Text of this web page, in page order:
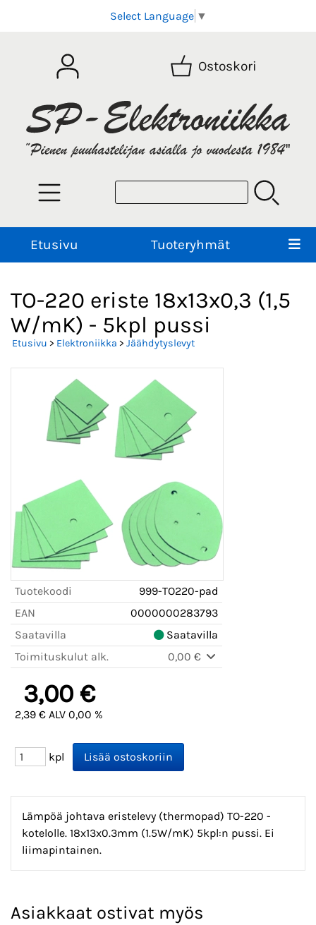
Select Language ▼
Ostoskori
Etusivu Tuoteryhmät
TO-220 eriste 18x13x0,3 (1,5
W/mK) - 5kpl pussi
Etusivu > Elektroniikka > Jäähdytyslevyt
Tuotekoodi
999-TO220-pad
EAN
0000000283793
Saatavilla
Saatavilla
Toimituskulut alk.
0,00 €
3,00 €
2,39 € ALV 0,00 %
kpl
Lämpöä johtava eristelevy (thermopad) TO-220 -
kotelolle. 18x13x0.3mm (1.5W/mK) 5kpl:n pussi. Ei
liimapintainen.
Asiakkaat ostivat myös